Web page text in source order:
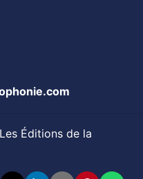
Éditions de la